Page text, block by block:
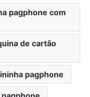
pagphone com
de cartão
pagphone